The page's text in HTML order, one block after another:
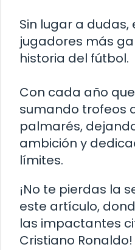
Sin lugar a dudas,
jugadores más
historia del fútbol.
Con cada año
sumando trofeos
palmarés,
ambición y
límites.
¡No te pierdas la
este artículo,
las impactantes
Cristiano Ronaldo!